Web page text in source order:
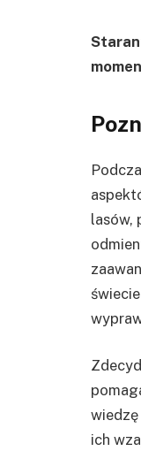
lasów,
wiedzę
ich